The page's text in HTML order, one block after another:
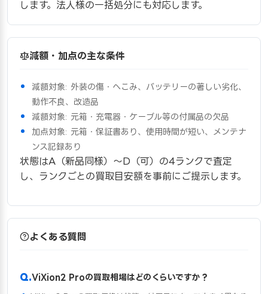
します。法人様の一括処分にも対応します。
減額・加点の主な条件
減額対象: 外装の傷・へこみ、バッテリーの著しい劣化、
動作不良、改造品
減額対象: 元箱・充電器・ケーブル等の付属品の欠品
加点対象: 元箱・保証書あり、使用時間が短い、メンテナ
ンス記録あり
状態はA（新品同様）〜D（可）の4ランクで査定
し、ランクごとの買取目安額を事前にご提示します。
よくある質問
ViXion2 Proの買取相場はどのくらいですか？